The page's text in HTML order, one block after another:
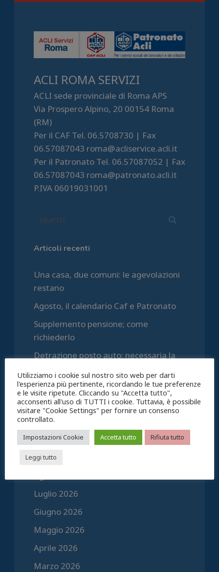
ACLI ROMA SERVIZI
ACLI sede provinciale di Roma APS
Via Prospero Alpino, 20 00154 Roma
(RM)
Per il CAF Tel. 06.5708730 | Fax
06.57087043 roma@acliservice.acli.it
Per il Patronato Tel. 06.57087052 | Fax
06.57087043 roma@patronato.acli.it
P.IVA 06019031001
Articoli recenti
Una casa, due comuni: le agevolazioni
restano
Agosto, il calendario Caf e Patronato
Supplemento pensione; come
richiederlo
Detrazione posto auto; necessaria la
Pensione di vecchiaia, i contributi
figurativi quando valgono e quando no
Commenti recenti
Luglio 2026
Giugno 2026
Maggio 2026
Aprile 2026
Marzo 2026
Utilizziamo i cookie sul nostro sito web per darti
l'esperienza più pertinente, ricordando le tue preferenze
e le visite ripetute. Cliccando su "Accetta tutto",
acconsenti all'uso di TUTTI i cookie. Tuttavia, è possibile
visitare "Cookie Settings" per fornire un consenso
controllato.
Impostazioni Cookie Accetta tutto Rifiuta tutto
Leggi tutto